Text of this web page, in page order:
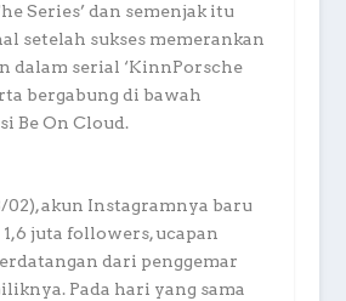
Series’ dan semenjak itu
setelah sukses memerankan
dalam serial ‘KinnPorsche
bergabung di bawah
Be On Cloud.
02), akun Instagramnya baru
juta followers, ucapan
dari penggemar
Pada hari yang sama